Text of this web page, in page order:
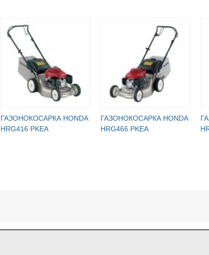
ГАЗОНОКОСАРКА HONDA
HRG416 PKEA
ГАЗОНОКОСАРКА HONDA
HRG466 PKEA